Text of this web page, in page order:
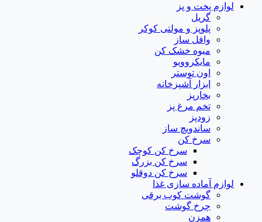
لوازم پخت و پز
گریل
پلوپز و مولتی کوکر
وافل ساز
میوه خشک کن
مایکروویو
اون توستر
ابزار آشپزخانه
بخارپز
تخم مرغ پز
زودپز
ساندویچ ساز
سرخ کن
سرخ کن کوچک
سرخ کن بزرگ
سرخ کن دوقلو
لوازم آماده سازی غذا
گوشت کوب برقی
چرخ گوشت
همزن